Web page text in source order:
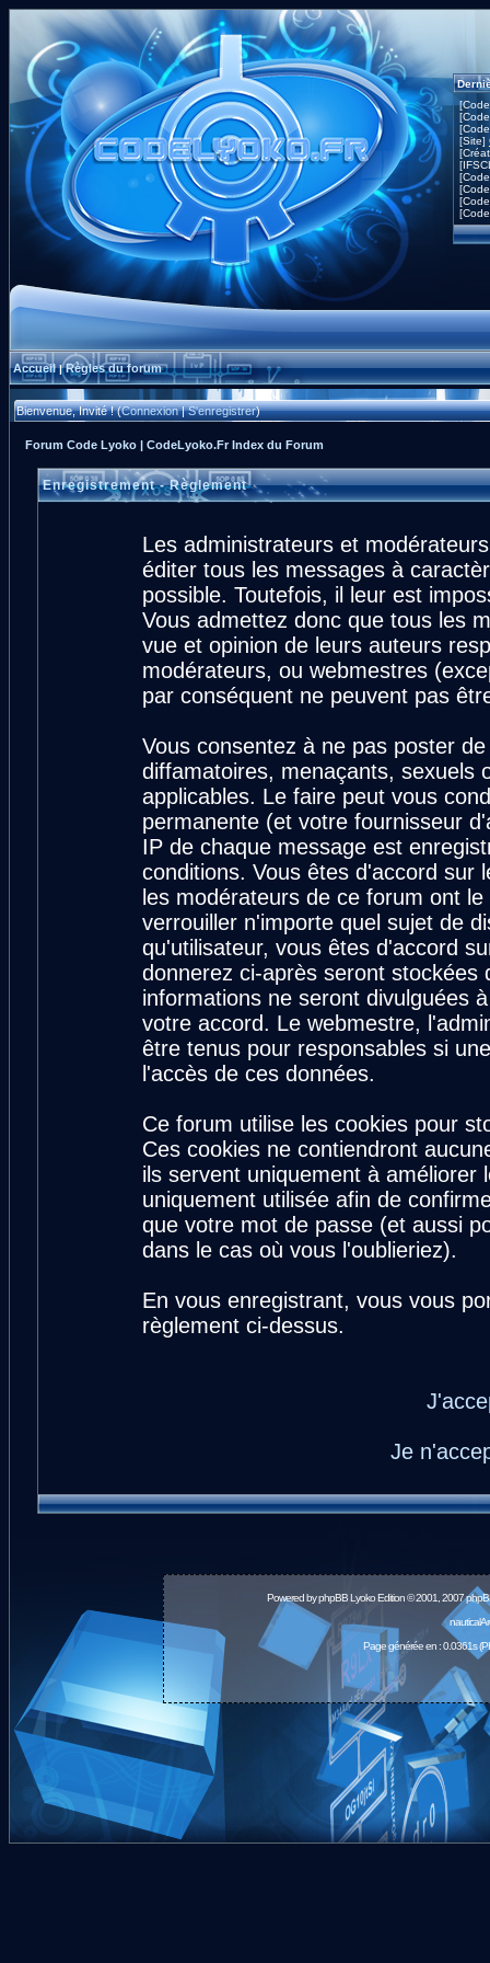
[Site]
Accueil|Règles du forum
Bienvenue, Invité ! (Connexion|S'enregistrer)
Forum Code Lyoko | CodeLyoko.Fr Index du Forum
Enregistrement - Règlement
Les administrateurs et
éditer tous les messages à
possible. Toutefois, il leur est
Vous admettez donc que tous les
vue et opinion de leurs auteurs
modérateurs, ou webmestres
par conséquent ne peuvent pas
Vous consentez à ne pas poster
diffamatoires, menaçants, sexuels
applicables. Le faire peut vous
permanente (et votre fournisseur
IP de chaque message est
conditions. Vous êtes d'accord sur
les modérateurs de ce forum ont
verrouiller n'importe quel sujet de
qu'utilisateur, vous êtes d'accord
donnerez ci-après seront stockées
informations ne seront divulguées
votre accord. Le webmestre,
être tenus pour responsables si
l'accès de ces données.
Ce forum utilise les cookies pour
Ces cookies ne contiendront
ils servent uniquement à
uniquement utilisée afin de
que votre mot de passe (et aussi
dans le cas où vous l'oublieriez).
En vous enregistrant, vous vous
règlement ci-dessus.
Je
Powered byphpBBLyoko Edition © 2001, 2007
Page générée en : 0.0361s